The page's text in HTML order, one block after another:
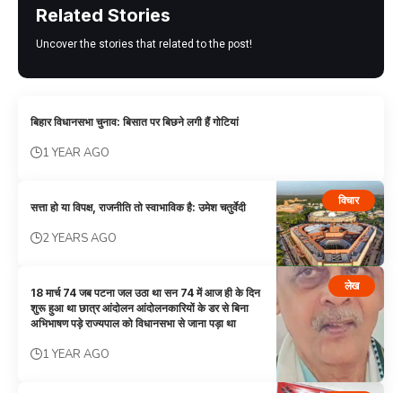
Related Stories
Uncover the stories that related to the post!
बिहार विधानसभा चुनाव: बिसात पर बिछने लगी हैं गोटियां
1 YEAR AGO
विचार
सत्ता हो या विपक्ष, राजनीति तो स्वाभाविक है: उमेश चतुर्वेदी
2 YEARS AGO
लेख
18 मार्च 74 जब पटना जल उठा था सन 74 में आज ही के दिन
शुरू हुआ था छात्र आंदोलन आंदोलनकारियों के डर से बिना
अभिभाषण पड़े राज्यपाल को विधानसभा से जाना पड़ा था
1 YEAR AGO